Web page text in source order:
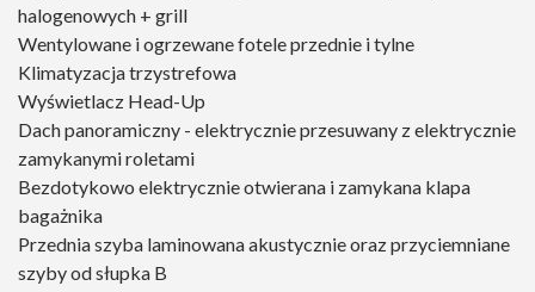
halogenowych + grill
Wentylowane i ogrzewane fotele przednie i tylne
Klimatyzacja trzystrefowa
Wyświetlacz Head-Up
Dach panoramiczny - elektrycznie przesuwany z elektrycznie
zamykanymi roletami
Bezdotykowo elektrycznie otwierana i zamykana klapa
bagażnika
Przednia szyba laminowana akustycznie oraz przyciemniane
szyby od słupka B